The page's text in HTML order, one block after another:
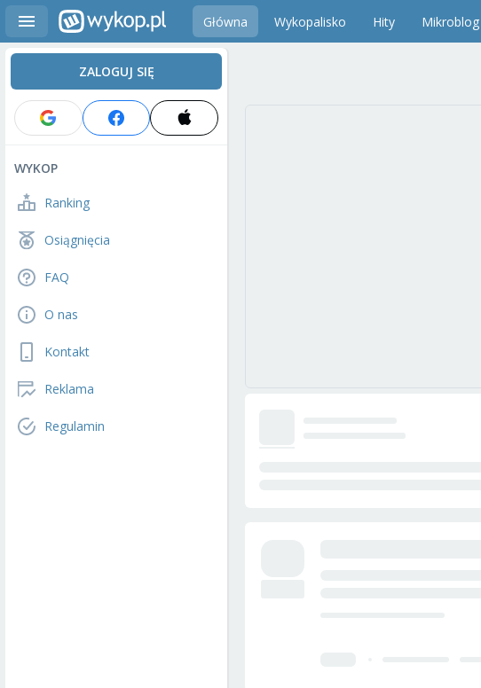
Główna Wykopalisko Hity Mikroblog
ZALOGUJ SIĘ
WYKOP
Ranking
Osiągnięcia
FAQ
O nas
Kontakt
Reklama
Regulamin